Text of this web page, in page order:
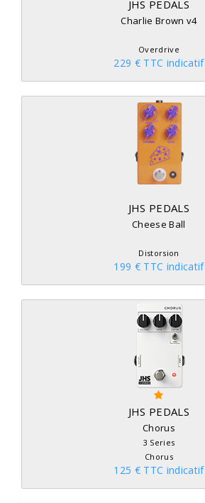
JHS PEDALS
Charlie Brown v4
Overdrive
229 € TTC indicatif
JHS PEDALS
Cheese Ball
Distorsion
199 € TTC indicatif
JHS PEDALS
Chorus
3 Series
Chorus
125 € TTC indicatif